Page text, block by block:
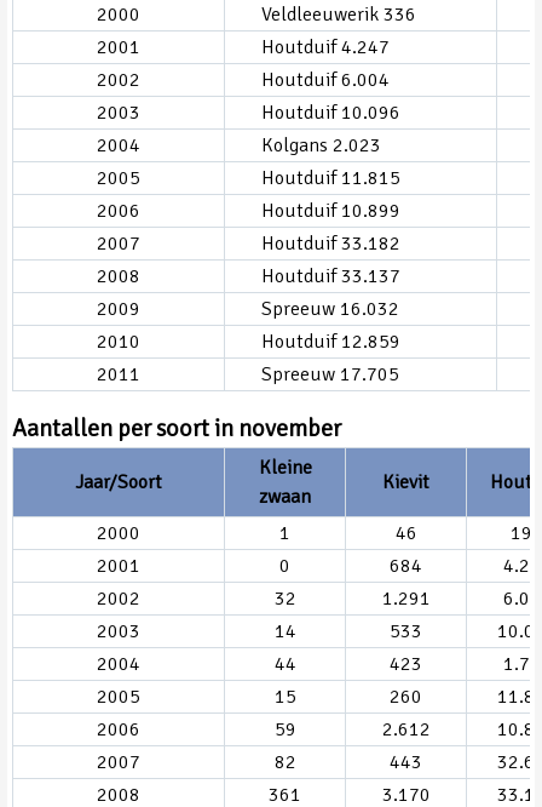
2000
Veldleeuwerik 336
2001
Houtduif 4.247
2002
Houtduif 6.004
2003
Houtduif 10.096
2004
Kolgans 2.023
2005
Houtduif 11.815
2006
Houtduif 10.899
2007
Houtduif 33.182
2008
Houtduif 33.137
2009
Spreeuw 16.032
2010
Houtduif 12.859
2011
Spreeuw 17.705
Aantallen per soort in november
Jaar/Soort
Kleine
zwaan
Kievit
2000 1 46
2001
0 684
2002
32 1.291
2003
14 533
2004
44 423
2005
15 260
2006
59 2.612
2007
82 443
2008
361 3.170